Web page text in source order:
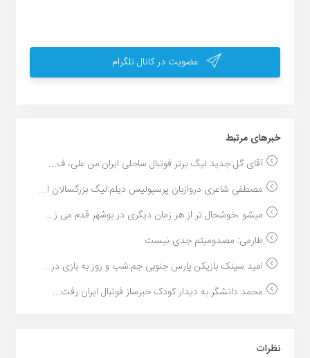
عضویت در کانال تلگرام
خبر‌های مرتبط
آقای گل جدید لیگ برتر فوتبال ساحلی ایران:من علی، ف...
مصطفی شاعری دروازبان پرسپولیس دیلم:لیگ بزرگسالان ا...
میشو ،خوشحال تر از هر زمان دیگری در بوشهر قدم می ز...
طارمی: مصدومیتم جدی نیست
امید سینک بازیکن پارس جنوبی جم:شب و روز به بازی در...
محمد دانشگر به دیدار کودک خبرساز فوتبال ایران رفت...
نظرات